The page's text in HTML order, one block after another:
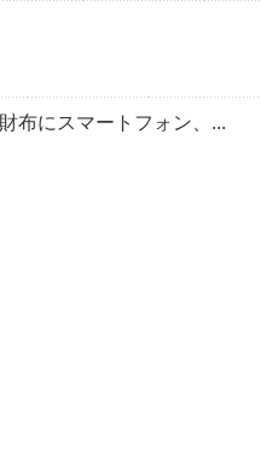
布にスマートフォン、...